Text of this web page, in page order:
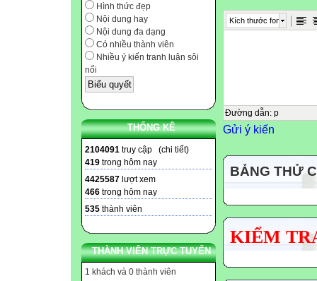
Hình thức đẹp
Nội dung hay
Nội dung đa dạng
Có nhiều thành viên
Nhiều ý kiến tranh luận sôi
nổi
THỐNG KÊ
2104091 truy cập (chi tiết)
419 trong hôm nay
4425587 lượt xem
466 trong hôm nay
535 thành viên
THÀNH VIÊN TRỰC TUYẾN
1 khách và 0 thành viên
Kích thước font
Đường dẫn: p
Gửi ý kiến
BẢNG THỬ
KIỂM